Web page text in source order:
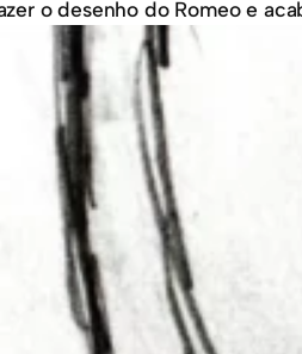
o desenho do Romeo e